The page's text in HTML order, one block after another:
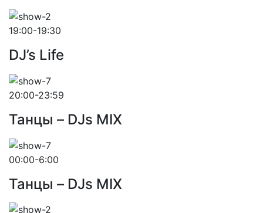
19:00-19:30
DJ’s Life
20:00-23:59
Танцы – DJs MIX
00:00-6:00
Танцы – DJs MIX